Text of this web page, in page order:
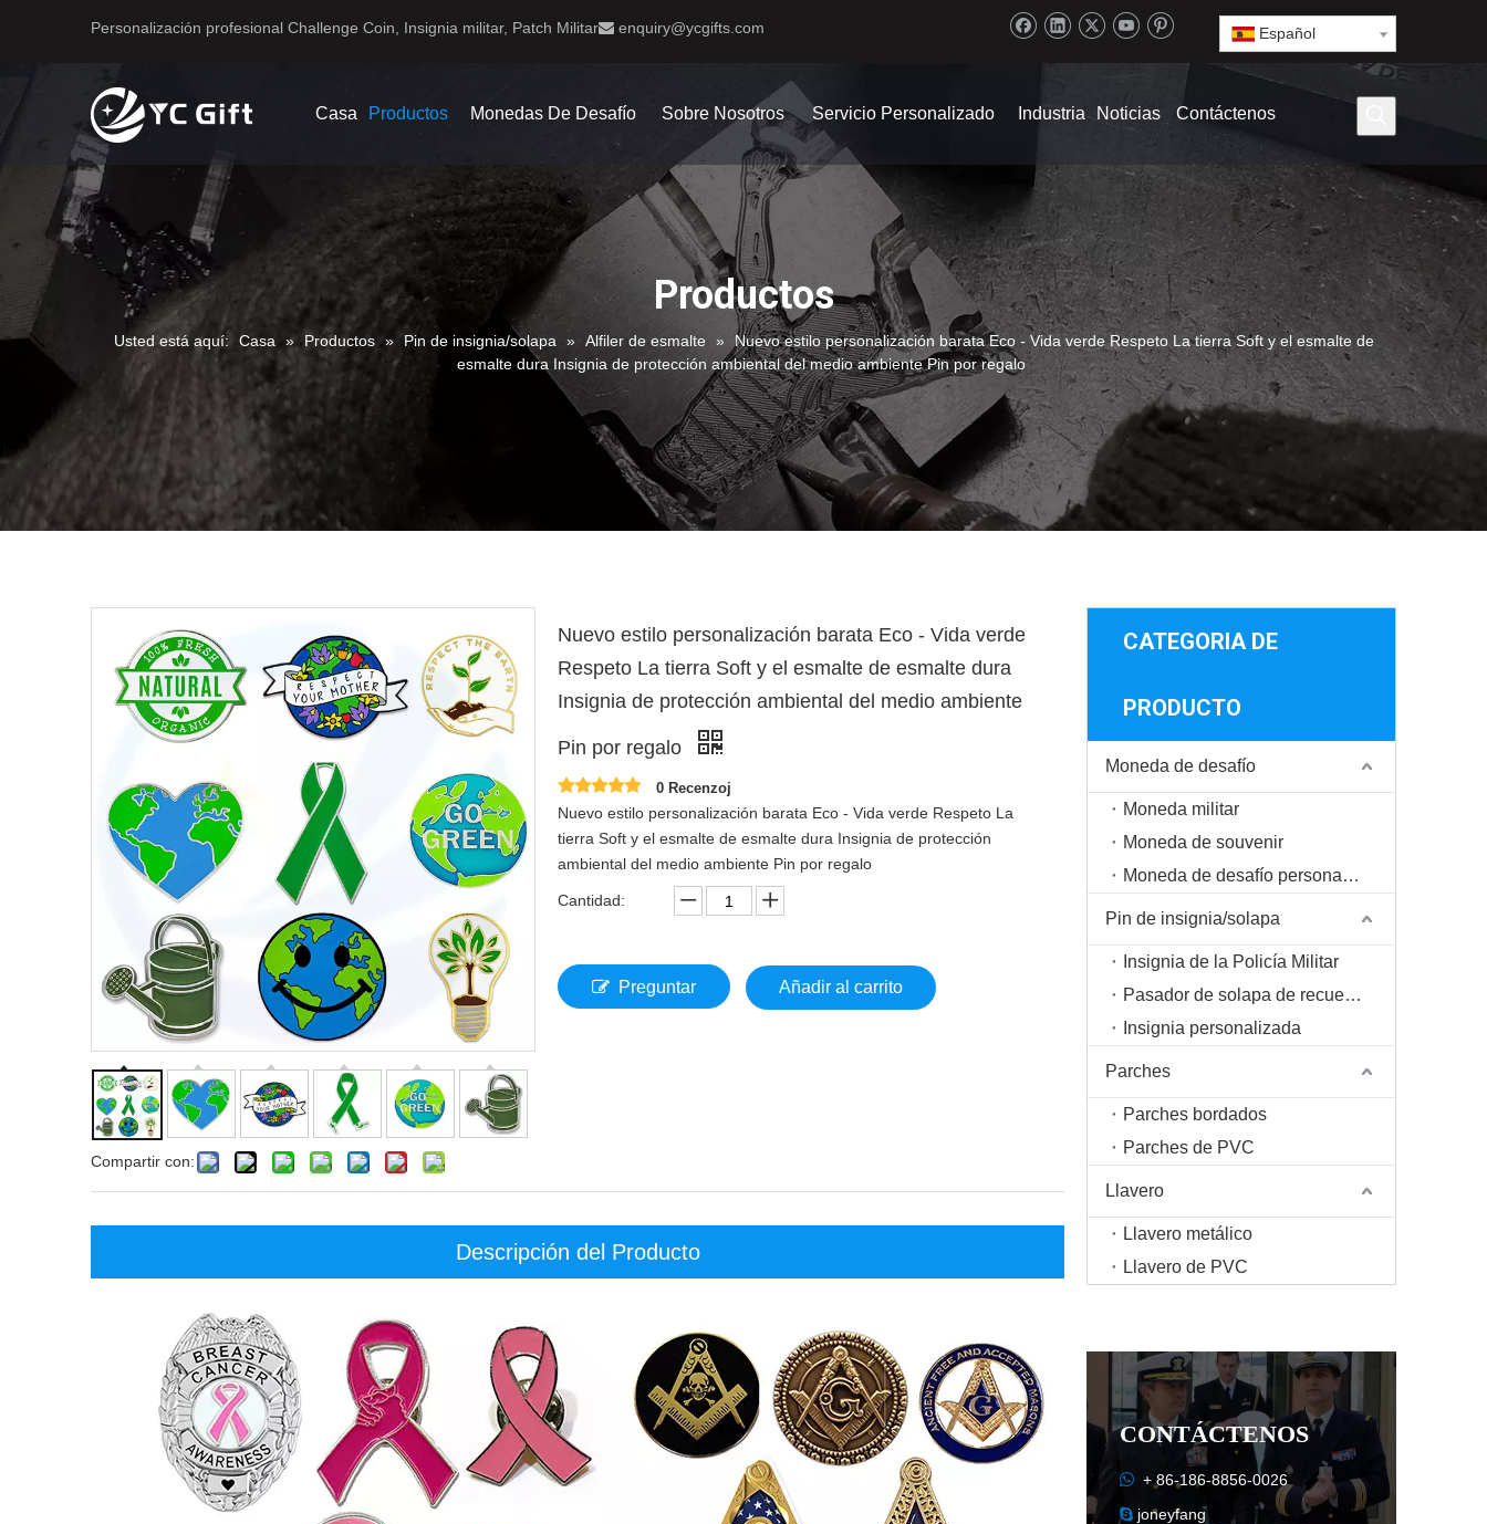
Personalización profesional Challenge Coin, Insignia militar, Patch Militar enquiry@ycgifts.com Español
Casa Productos Monedas De Desafío Sobre Nosotros Servicio Personalizado Industria Noticias Contáctenos
Productos
Usted está aquí: Casa » Productos » Pin de insignia/solapa » Alfiler de esmalte »
Nuevo estilo personalización barata Eco - Vida verde Respeto La tierra Soft y el esmalte de
esmalte dura Insignia de protección ambiental del medio ambiente Pin por regalo
Compartir con:
Nuevo estilo personalización barata Eco - Vida verde
Respeto La tierra Soft y el esmalte de esmalte dura
Insignia de protección ambiental del medio ambiente
Pin por regalo
0 Recenzoj
Nuevo estilo personalización barata Eco - Vida verde Respeto La
tierra Soft y el esmalte de esmalte dura Insignia de protección
ambiental del medio ambiente Pin por regalo
Cantidad:
Preguntar Añadir al carrito
Descripción del Producto
CATEGORIA DE
PRODUCTO
Moneda de desafío
Moneda militar
Moneda de souvenir
Moneda de desafío personalizada
Pin de insignia/solapa
Insignia de la Policía Militar
Pasador de solapa de recuerdo
Insignia personalizada
Parches
Parches bordados
Parches de PVC
Llavero
Llavero metálico
Llavero de PVC
CONTÁCTENOS
 + 86-186-8856-0026
 joneyfang